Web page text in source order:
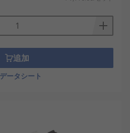
インフィルタがクリーン
リメーカー
質な電源アクセサリを提
追加
データシート